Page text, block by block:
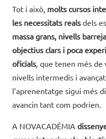
Tot i això, molts cursos
les necessitats reals dels
massa grans, nivells
objectius clars i poca
oficials, que tenen més
nivells intermedis i
l’aprenentatge sigui més
avancin tant com podrien.
A NOVACADÈMIA